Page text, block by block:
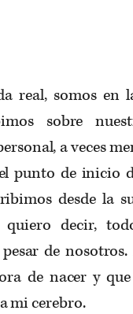
real, somos en
sobre
a veces
punto de inicio
desde la
quiero decir,
de
de nacer y
mi cerebro.